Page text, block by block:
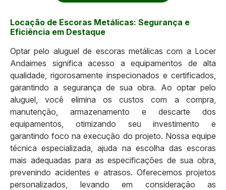
Locação de Escoras Metálicas: Segurança e
Eficiência em Destaque
Optar pelo aluguel de escoras metálicas com a Locer
Andaimes significa acesso a equipamentos de alta
qualidade, rigorosamente inspecionados e certificados,
garantindo a segurança de sua obra. Ao optar pelo
aluguel, você elimina os custos com a compra,
manutenção, armazenamento e descarte dos
equipamentos, otimizando seu investimento e
garantindo foco na execução do projeto. Nossa equipe
técnica especializada, ajuda na escolha das escoras
mais adequadas para as especificações de sua obra,
prevenindo acidentes e atrasos. Oferecemos projetos
personalizados, levando em consideração as